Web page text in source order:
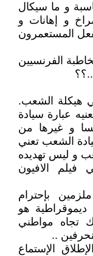
و ما سيكال
و إهانات و
المستعمرون
الفرنسيين
هيكلة الشعب.
عبارة سيادة
و غيرها من
الشعب تعني
و ليس تهديده
فيلم الافيون
بإحترام
ديموقراطية هو
تجاه مواطني
..
الإستماع